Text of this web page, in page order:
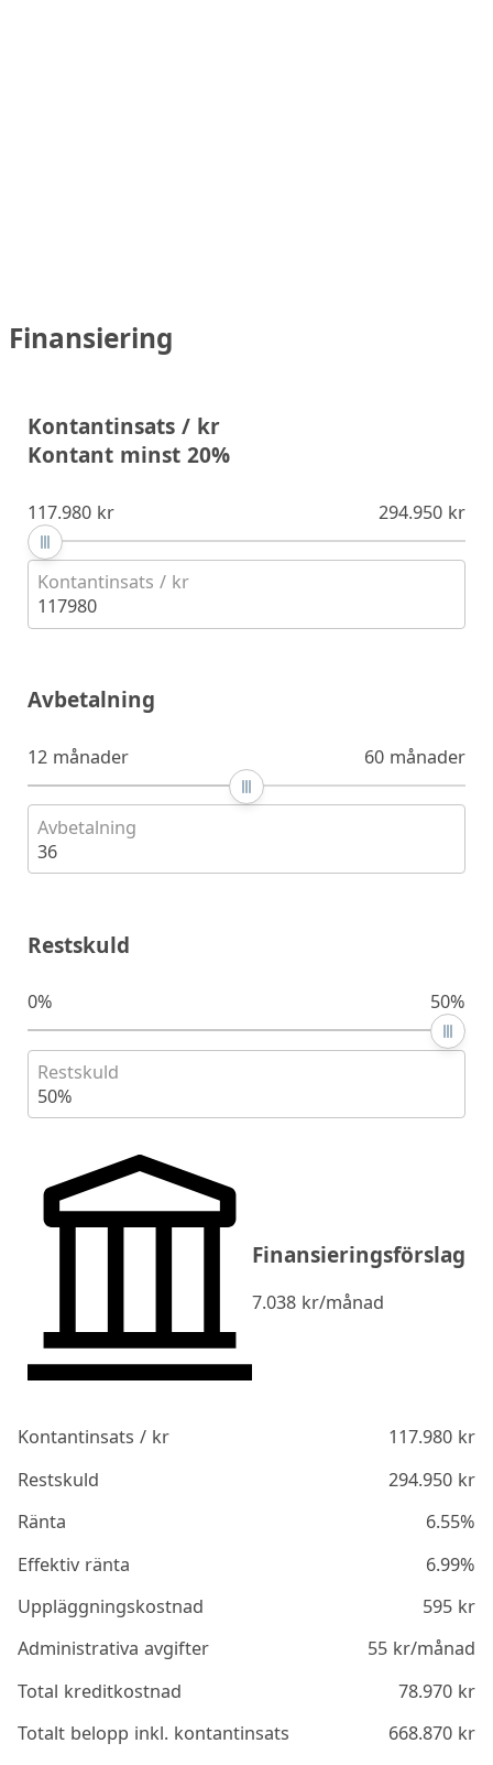
Finansiering
Kontantinsats / kr
Kontant minst 20%
117.980 kr 294.950 kr
Kontantinsats / kr
117980
Avbetalning
12 månader 60 månader
Avbetalning
36
Restskuld
0% 50%
Restskuld
50%
Finansieringsförslag
7.038 kr/månad
Kontantinsats / kr 117.980kr
Restskuld
294.950kr
Ränta
6.55%
Effektiv ränta
6.99%
Uppläggningskostnad
595kr
Administrativa avgifter
55kr/månad
Total kreditkostnad
78.970kr
Totalt belopp inkl. kontantinsats
668.870kr